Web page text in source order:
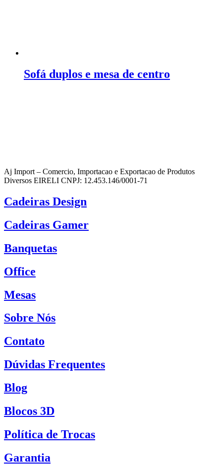
Sofá duplos e mesa de centro
Aj Import – Comercio, Importacao e Exportacao de Produtos
Diversos EIRELI CNPJ: 12.453.146/0001-71
Cadeiras Design
Cadeiras Gamer
Banquetas
Office
Mesas
Sobre Nós
Contato
Dúvidas Frequentes
Blog
Blocos 3D
Política de Trocas
Garantia